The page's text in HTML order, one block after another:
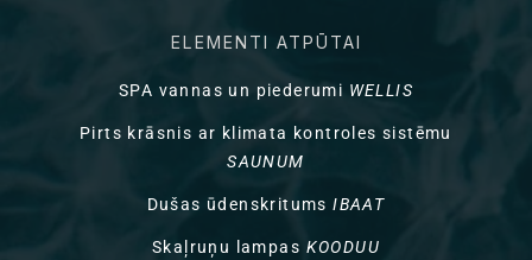
ELEMENTI ATPŪTAI
SPA vannas un piederumi WELLIS
Pirts krāsnis ar klimata kontroles sistēmu
SAUNUM
Dušas ūdenskritumsIBAAT
Skaļruņu lampas KOODUU